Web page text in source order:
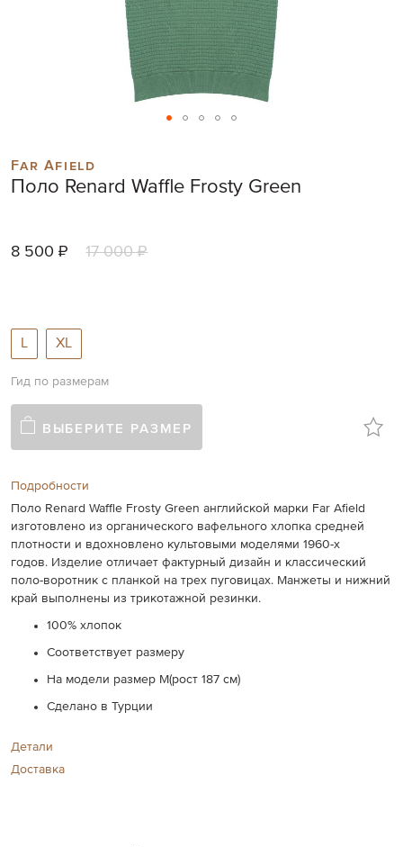
to
beginning
images
Far Afield
Поло Renard Waffle Frosty Green
8 500 ₽ 17 000 ₽
L XL
Гид по размерам
ВЫБЕРИТЕ РАЗМЕР
Подробности
Поло Renard Waffle Frosty Green английской марки Far Afield
изготовлено из органического вафельного хлопка средней
плотности и вдохновлено культовыми моделями 1960-х
годов. Изделие отличает фактурный дизайн и классический
поло-воротник с планкой на трех пуговицах. Манжеты и нижний
край выполнены из трикотажной резинки.
100% хлопок
Соответствует размеру
На модели размер М(рост 187 см)
Сделано в Турции
Детали
Доставка